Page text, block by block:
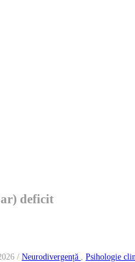
deficit
/ Neurodivergență Psihologie